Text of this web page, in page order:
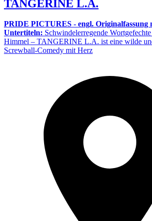
TANGERINE L.A.
PRIDE PICTURES - engl. Originalfassung
Untertiteln: Schwindelerregende
Himmel – TANGERINE L.A. ist eine wilde
Screwball-Comedy mit Herz